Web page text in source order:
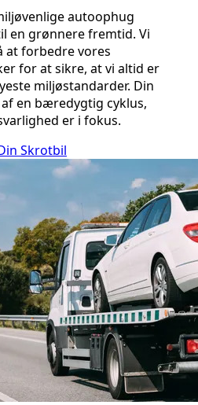
autoophug
en grønnere fremtid. Vi
at forbedre vores
for at sikre, at vi altid er
miljøstandarder. Din
en bæredygtig cyklus,
er i fokus.
Skrotbil